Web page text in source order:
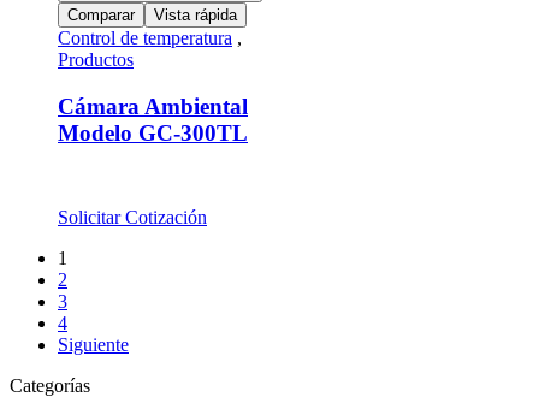
Comparar
Vista rápida
Control de temperatura ,
Productos
Cámara Ambiental
Modelo GC-300TL
Solicitar Cotización
1
2
3
4
Siguiente
Categorías